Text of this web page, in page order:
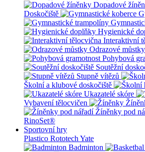
Dopadové
Doskočiště
Hygienické
Interaktivní
Odrazové můstky
Pohybová
Soutěžní
Stupně vítězů
Školní a klubové doskočiště
Ukazatelé skóre
Vybavení tělocvičen
Žíněnky pod
RinoSet®
Sportovní hry
Plastico Rototech Yate
Badminton